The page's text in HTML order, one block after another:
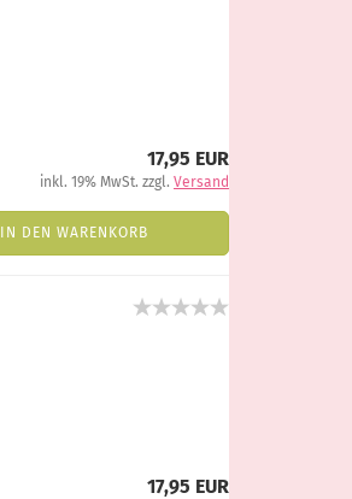
17,95 EUR
inkl. 19% MwSt. zzgl. Versand
IN DEN WARENKORB
17,95 EUR